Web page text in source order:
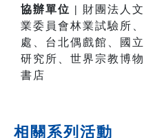
協辦單位 | 財團法人
業委員會林業試驗所
處、台北偶戲館、國
研究所、世界宗教博
書店
相關系列活動